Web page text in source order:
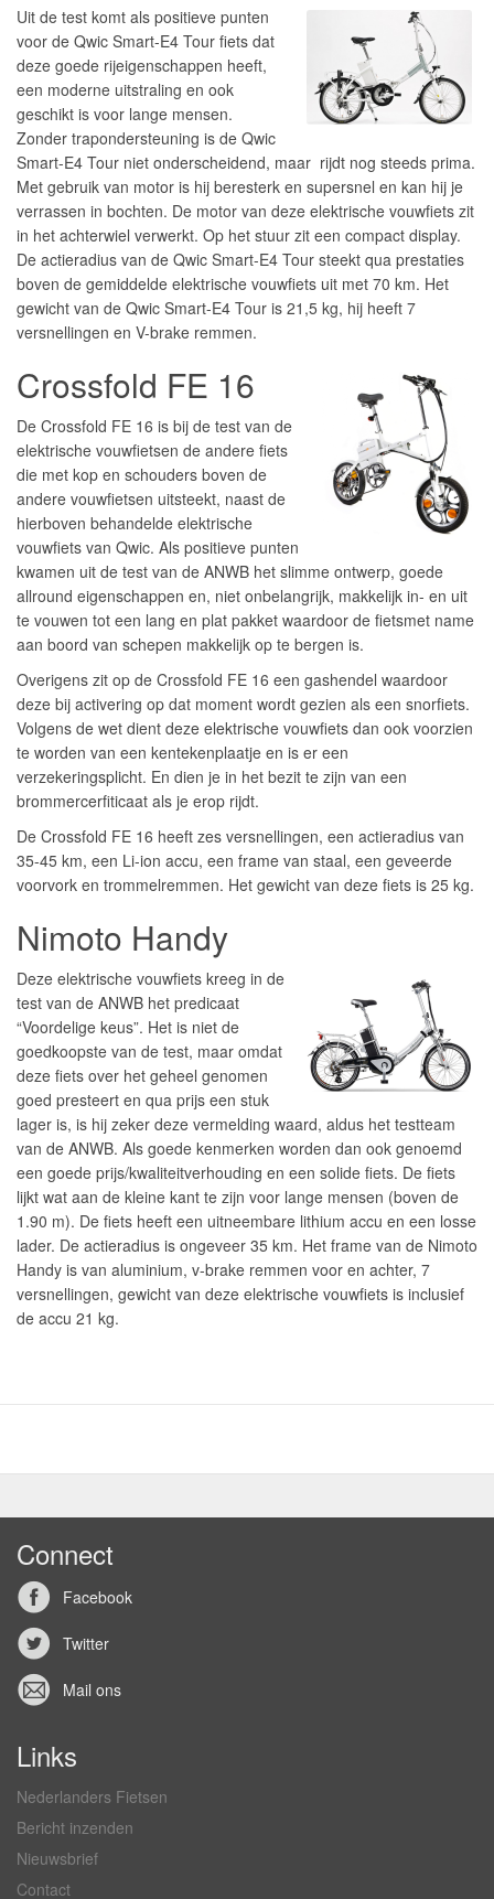
Uit de test komt als positieve punten
voor de Qwic Smart-E4 Tour fiets dat
deze goede rijeigenschappen heeft,
een moderne uitstraling en ook
geschikt is voor lange mensen.
Zonder trapondersteuning is de Qwic
Smart-E4 Tour niet onderscheidend, maar rijdt nog steeds prima.
Met gebruik van motor is hij beresterk en supersnel en kan hij je
verrassen in bochten. De motor van deze elektrische vouwfiets zit
in het achterwiel verwerkt. Op het stuur zit een compact display.
De actieradius van de Qwic Smart-E4 Tour steekt qua prestaties
boven de gemiddelde elektrische vouwfiets uit met 70 km. Het
gewicht van de Qwic Smart-E4 Tour is 21,5 kg, hij heeft 7
versnellingen en V-brake remmen.
Crossfold FE 16
De Crossfold FE 16 is bij de test van de
elektrische vouwfietsen de andere fiets
die met kop en schouders boven de
andere vouwfietsen uitsteekt, naast de
hierboven behandelde elektrische
vouwfiets van Qwic. Als positieve punten
kwamen uit de test van de ANWB het slimme ontwerp, goede
allround eigenschappen en, niet onbelangrijk, makkelijk in- en uit
te vouwen tot een lang en plat pakket waardoor de fietsmet name
aan boord van schepen makkelijk op te bergen is.
Overigens zit op de Crossfold FE 16 een gashendel waardoor
deze bij activering op dat moment wordt gezien als een snorfiets.
Volgens de wet dient deze elektrische vouwfiets dan ook voorzien
te worden van een kentekenplaatje en is er een
verzekeringsplicht. En dien je in het bezit te zijn van een
brommercerfiticaat als je erop rijdt.
De Crossfold FE 16 heeft zes versnellingen, een actieradius van
35-45 km, een Li-ion accu, een frame van staal, een geveerde
voorvork en trommelremmen. Het gewicht van deze fiets is 25 kg.
Nimoto Handy
Deze elektrische vouwfiets kreeg in de
test van de ANWB het predicaat
“Voordelige keus”. Het is niet de
goedkoopste van de test, maar omdat
deze fiets over het geheel genomen
goed presteert en qua prijs een stuk
lager is, is hij zeker deze vermelding waard, aldus het testteam
van de ANWB. Als goede kenmerken worden dan ook genoemd
een goede prijs/kwaliteitverhouding en een solide fiets. De fiets
lijkt wat aan de kleine kant te zijn voor lange mensen (boven de
1.90 m). De fiets heeft een uitneembare lithium accu en een losse
lader. De actieradius is ongeveer 35 km. Het frame van de Nimoto
Handy is van aluminium, v-brake remmen voor en achter, 7
versnellingen, gewicht van deze elektrische vouwfiets is inclusief
de accu 21 kg.
Connect
Facebook
Twitter
Mail ons
Links
Nederlanders Fietsen
Bericht inzenden
Nieuwsbrief
Contact